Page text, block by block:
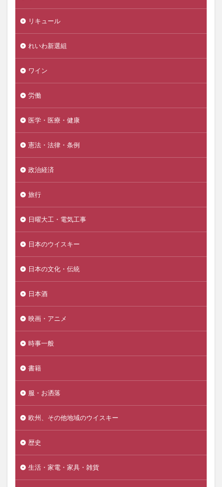
リキュール
れいわ新選組
ワイン
労働
医学・医療・健康
憲法・法律・条例
政治経済
旅行
日曜大工・電気工事
日本のウイスキー
日本の文化・伝統
日本酒
映画・アニメ
時事一般
書籍
服・お洒落
欧州、その他地域のウイスキー
歴史
生活・家電・家具・雑貨